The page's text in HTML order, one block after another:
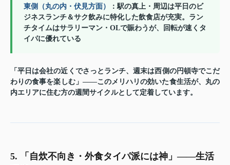
東側（丸の内・伏見方面）
：駅の真上・周辺は平日のビ
ジネスランチ＆サク飲みに特化した飲食店が充実。ラン
チタイムはサラリーマン・OLで賑わうが、回転が速くタ
イパに優れている
「平日は会社の近くでさっとランチ、週末は西側の円頓寺でこだ
わりの食事を楽しむ」——このメリハリの効いた食生活が、丸の
内エリアに住む方の週間サイクルとして定着しています。
5. 「自炊不向き・外食タイパ派には神」——生活